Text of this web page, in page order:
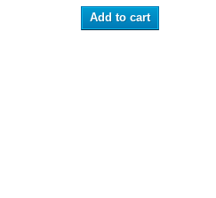
Add to cart